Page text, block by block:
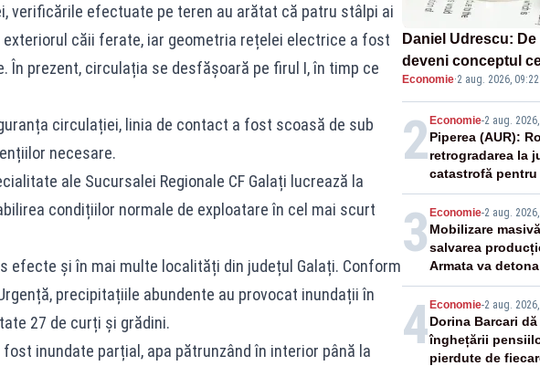
verificările efectuate pe teren au arătat că patru stâlpi ai
căii ferate, iar geometria rețelei electrice a fost
În prezent, circulația se desfășoară pe firul I, în timp ce
circulației, linia de contact a fost scoasă de sub
necesare.
ale Sucursalei Regionale CF Galați lucrează la
condițiilor normale de exploatare în cel mai scurt
efecte și în mai multe localități din județul Galați. Conform
precipitațiile abundente au provocat inundații în
27 de curți și grădini.
inundate parțial, apa pătrunzând în interior până la
Daniel Udrescu:
deveni conceptul
viitoare?
Economie·2 aug. 2026, 09:22
2Economie-2 aug.
Piperea (AUR):
retrogradarea la
catastrofă
pensii
3 Economie-2 aug.
Mobilizare
salvarea
Armata va
apa fluviului -
4Economie-2 aug.
Dorina Barcari
înghețării
pierdute de